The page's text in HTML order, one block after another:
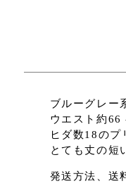
ブルーグレー
ウエスト約
ヒダ数18のプ
とても丈の短
発送方法、送